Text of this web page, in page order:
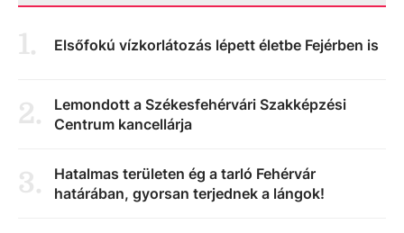
1. Elsőfokú vízkorlátozás lépett életbe Fejérben is
2.
Lemondott a Székesfehérvári Szakképzési
Centrum kancellárja
3.
Hatalmas területen ég a tarló Fehérvár
határában, gyorsan terjednek a lángok!